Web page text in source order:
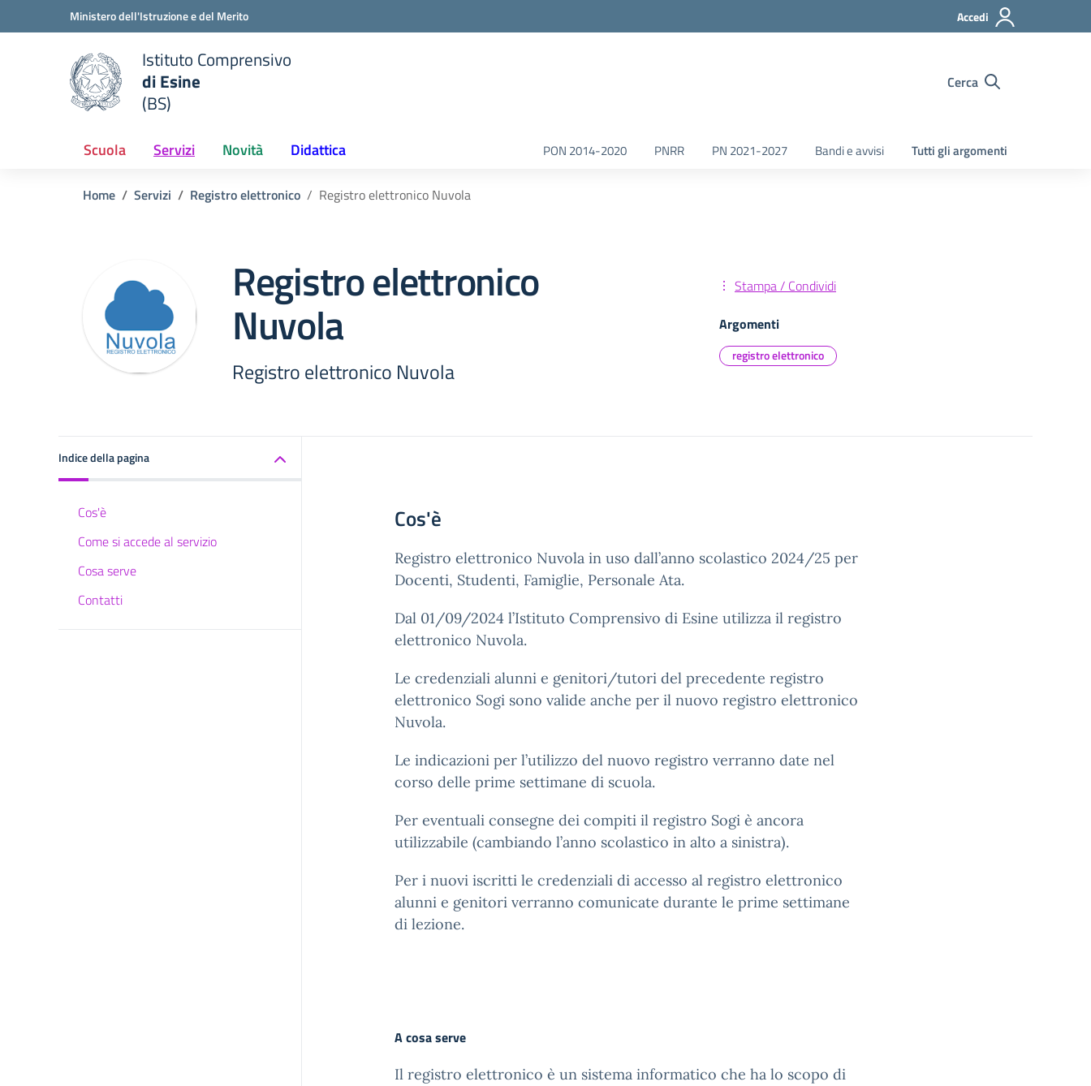
Vai ai contenuti
Vai al menu di navigazioneMinistero dell'Istruzione e del Merito Accedi
scuola
Istituto Comprensivo
di Esine
(BS)
Cerca
Scuola Servizi Novità Didattica PON 2014-2020 PNRR PN 2021-2027 Bandi e avvisi Tutti gli argomenti
Home Servizi Registro elettronico Registro elettronico Nuvola
Registro elettronico
Nuvola
Registro elettronico Nuvola
Stampa / Condividi
Argomenti
registro elettronico
Indice della pagina
Cos'è
Come si accede al servizio
Cosa serve
Contatti
Cos'è
Registro elettronico Nuvola in uso dall’anno scolastico 2024/25 per
Docenti, Studenti, Famiglie, Personale Ata.
Dal 01/09/2024 l’Istituto Comprensivo di Esine utilizza il registro
elettronico Nuvola.
Le credenziali alunni e genitori/tutori del precedente registro
elettronico Sogi sono valide anche per il nuovo registro elettronico
Nuvola.
Le indicazioni per l’utilizzo del nuovo registro verranno date nel
corso delle prime settimane di scuola.
Per eventuali consegne dei compiti il registro Sogi è ancora
utilizzabile (cambiando l’anno scolastico in alto a sinistra).
Per i nuovi iscritti le credenziali di accesso al registro elettronico
alunni e genitori verranno comunicate durante le prime settimane
di lezione.
A cosa serve
Il registro elettronico è un sistema informatico che ha lo scopo di